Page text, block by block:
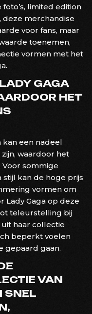
limited edition
deze merchandise
voor fans, maar
toenemen,
vormen met het
GAGA
HET
kan een nadeel
waardoor het
Voor sommige
kan de hoge prijs
vormen om
Lady Gaga op deze
teleurstelling bij
haar collectie
beperkt voelen
gepaard gaan.
VAN
SNEL